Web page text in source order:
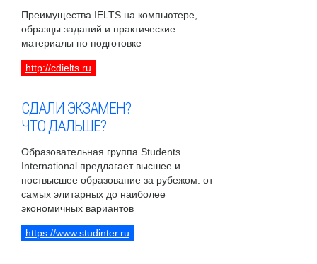
Преимущества IELTS на компьютере,
образцы заданий и практические
материалы по подготовке
http://cdielts.ru
СДАЛИ ЭКЗАМЕН?
ЧТО ДАЛЬШЕ?
Образовательная группа Students
International предлагает высшее и
поствысшее образование за рубежом: от
самых элитарных до наиболее
экономичных вариантов
https://www.studinter.ru